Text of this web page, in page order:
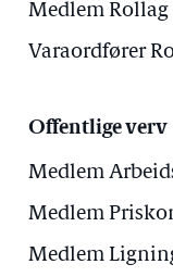
Medlem Rollag
Varaordfører
Offentlige verv
Medlem
Medlem
Medlem